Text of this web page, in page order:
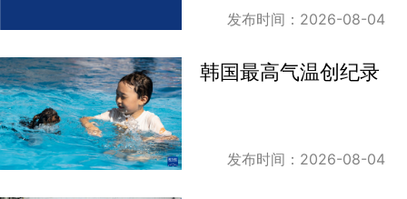
发布时间：2026-08-04
韩国最高气温创纪录
发布时间：2026-08-04